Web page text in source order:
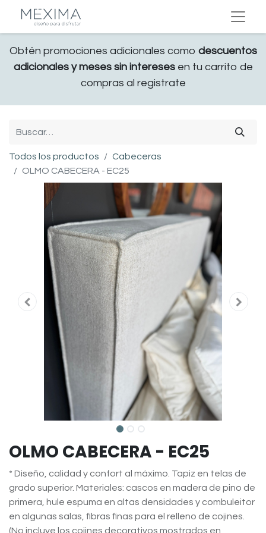
Obtén promociones adicionales como descuentos
adicionales y meses sin interesesen tu carrito de
compras al registrate
Todos los productos
Cabeceras
OLMO CABECERA - EC25
OLMO CABECERA - EC25
* Diseño, calidad y confort al máximo. Tapiz en telas de
grado superior. Materiales: cascos en madera de pino de
primera, hule espuma en altas densidades y combuleitor
en algunas salas, fibras finas para el relleno de cojines.
(No incluye los cojines decorativos mostrados en